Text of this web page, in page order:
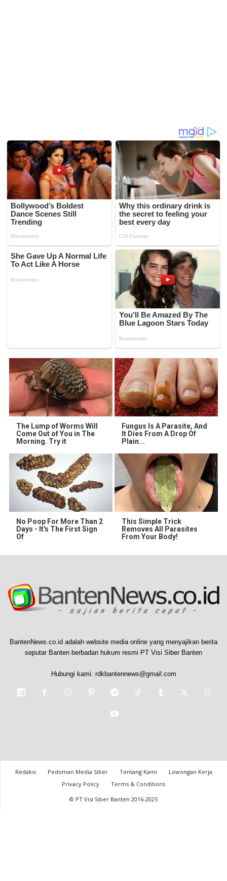
The Lump of Worms Will
Come Out of You in The
Morning. Try it
Fungus Is A Parasite, And
It Dies From A Drop Of
Plain...
No Poop For More Than 2
Days - It's The First Sign
Of
This Simple Trick
Removes All Parasites
From Your Body!
BantenNews.co.id adalah website media online yang menyajikan berita
seputar Banten berbadan hukum resmi PT Visi Siber Banten
Hubungi kami: rdkbantennews@gmail.com
Redaksi Pedoman Media Siber Tentang Kami
Lowongan Kerja
Privacy Policy
Terms & Conditions
© PT Visi Siber Banten 2016-2025